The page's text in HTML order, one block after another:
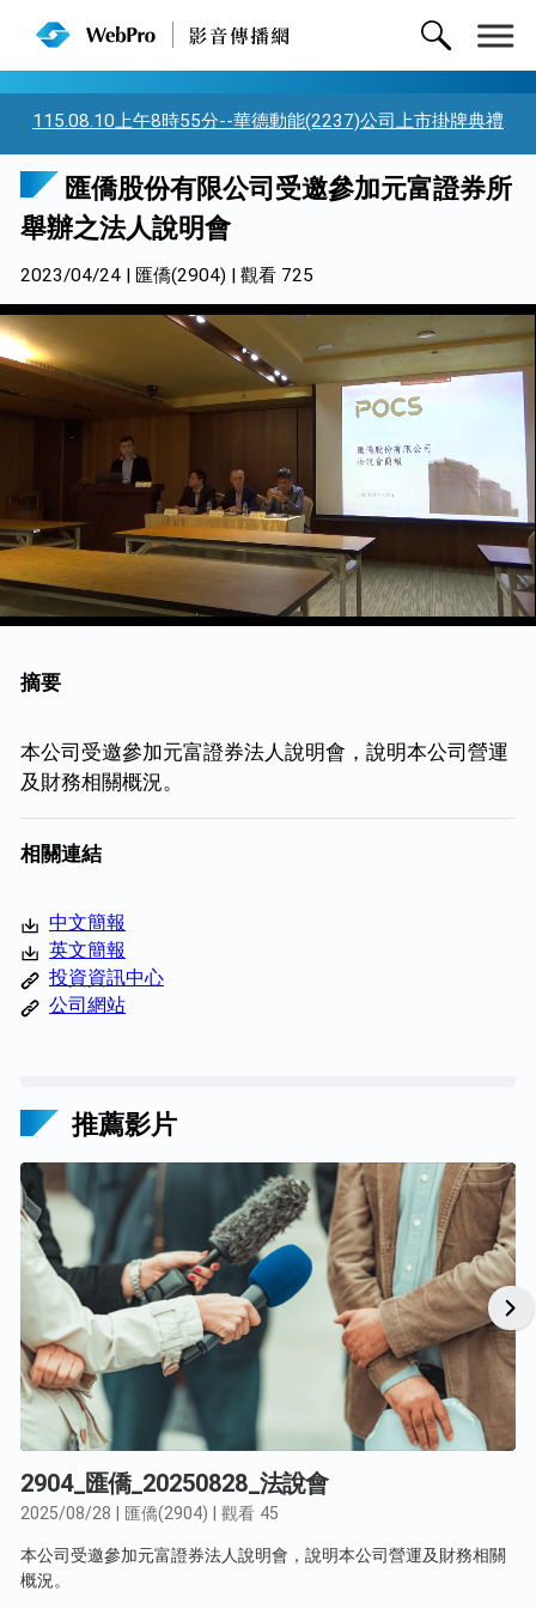
115.08.10上午8時55分--華德動能(2237)公司上市掛牌典禮
匯僑股份有限公司受邀參加元富證券所
舉辦之法人說明會
2023/04/24 | 匯僑(2904) | 觀看 725
摘要
本公司受邀參加元富證券法人說明會，說明本公司營運
及財務相關概況。
相關連結
中文簡報
英文簡報
投資資訊中心
公司網站
推薦影片
2904_匯僑_20250828_法說會
2025/08/28 | 匯僑(2904) | 觀看 45
本公司受邀參加元富證券法人說明會，說明本公司營運及財務相關
概況。